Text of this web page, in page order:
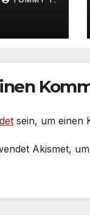
sein, um einen
Akismet,